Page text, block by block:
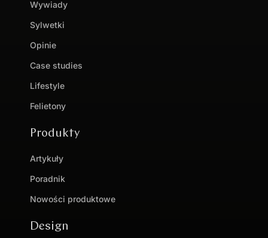
Wywiady
Sylwetki
Opinie
Case studies
Lifestyle
Felietony
Produkty
Artykuły
Poradnik
Nowości produktowe
Design